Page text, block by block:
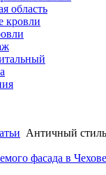
область
кровли
Античный